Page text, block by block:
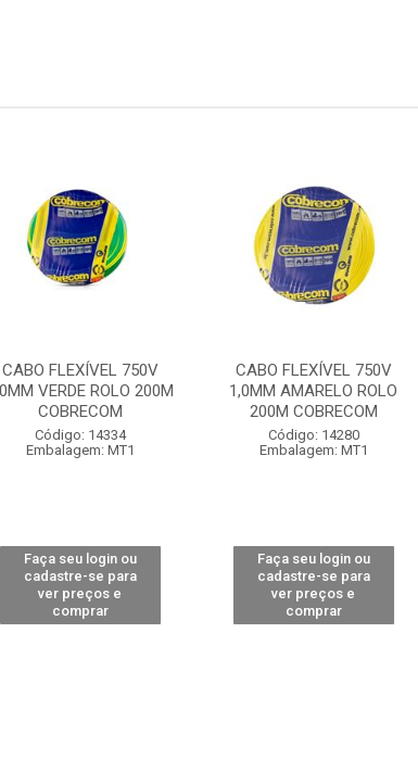
CABO FLEXÍVEL 750V
VERDE ROLO 200M
COBRECOM
Código: 14334
Embalagem: MT1
Faça seu login ou
cadastre-se para
ver preços e
comprar
CABO FLEXÍVEL 750V
1,0MM AMARELO ROLO
200M COBRECOM
Código: 14280
Embalagem: MT1
Faça seu login ou
cadastre-se para
ver preços e
comprar